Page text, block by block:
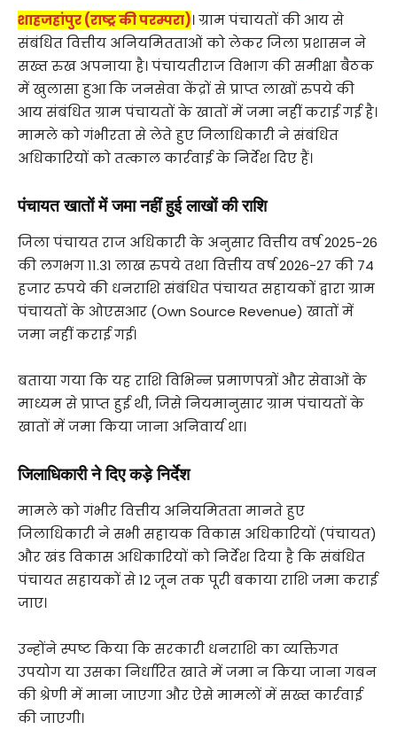
शाहजहांपुर (राष्ट्र की परम्परा)। ग्राम पंचायतों की आय से
संबंधित वित्तीय अनियमितताओं को लेकर जिला प्रशासन ने
सख्त रुख अपनाया है। पंचायतीराज विभाग की समीक्षा बैठक
में खुलासा हुआ कि जनसेवा केंद्रों से प्राप्त लाखों रुपये की
आय संबंधित ग्राम पंचायतों के खातों में जमा नहीं कराई गई है।
मामले को गंभीरता से लेते हुए जिलाधिकारी ने संबंधित
अधिकारियों को तत्काल कार्रवाई के निर्देश दिए हैं।
पंचायत खातों में जमा नहीं हुई लाखों की राशि
जिला पंचायत राज अधिकारी के अनुसार वित्तीय वर्ष 2025-26
की लगभग 11.31 लाख रुपये तथा वित्तीय वर्ष 2026-27 की 74
हजार रुपये की धनराशि संबंधित पंचायत सहायकों द्वारा ग्राम
पंचायतों के ओएसआर (Own Source Revenue) खातों में
जमा नहीं कराई गई।
बताया गया कि यह राशि विभिन्न प्रमाणपत्रों और सेवाओं के
माध्यम से प्राप्त हुई थी, जिसे नियमानुसार ग्राम पंचायतों के
खातों में जमा किया जाना अनिवार्य था।
जिलाधिकारी ने दिए कड़े निर्देश
मामले को गंभीर वित्तीय अनियमितता मानते हुए
जिलाधिकारी ने सभी सहायक विकास अधिकारियों (पंचायत)
और खंड विकास अधिकारियों को निर्देश दिया है कि संबंधित
पंचायत सहायकों से 12 जून तक पूरी बकाया राशि जमा कराई
जाए।
उन्होंने स्पष्ट किया कि सरकारी धनराशि का व्यक्तिगत
उपयोग या उसका निर्धारित खाते में जमा न किया जाना गबन
की श्रेणी में माना जाएगा और ऐसे मामलों में सख्त कार्रवाई
की जाएगी।